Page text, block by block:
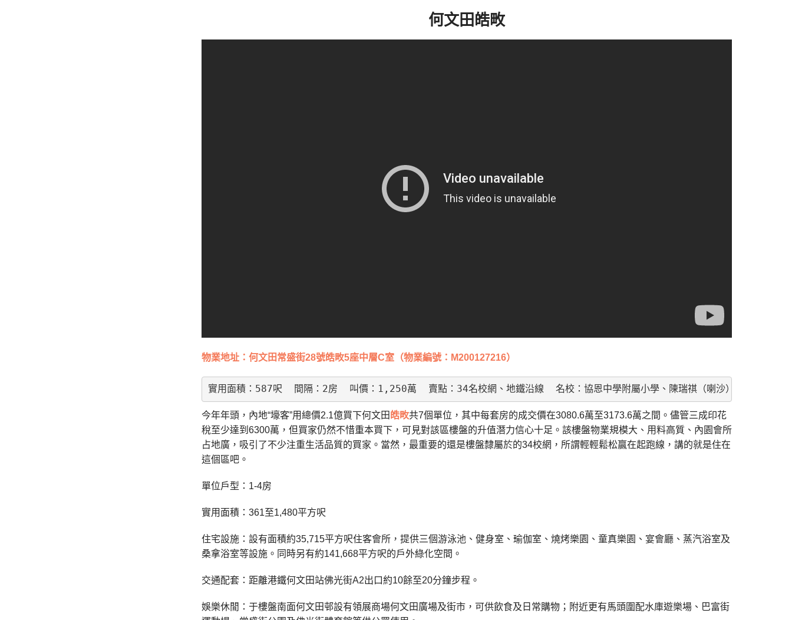
何文田皓畋
物業地址：何文田常盛街28號皓畋5座中層C室（物業編號：M200127216）
實用面積：587呎  間隔：2房  叫價：1,250萬  賣點：34名校網、地鐵沿線  名校：協恩中學附屬小學、陳瑞祺（喇沙）小學、馬頭湧
今年年頭，內地“壕客”用總價2.1億買下何文田皓畋共7個單位，其中每套房的成交價在3080.6萬至3173.6萬之間。儘管三成印花
稅至少達到6300萬，但買家仍然不惜重本買下，可見對該區樓盤的升值潛力信心十足。該樓盤物業規模大、用料高質、內園會所
占地廣，吸引了不少注重生活品質的買家。當然，最重要的還是樓盤隸屬於的34校網，所謂輕輕鬆松贏在起跑線，講的就是住在
這個區吧。
單位戶型：1-4房
實用面積：361至1,480平方呎
住宅設施：設有面積約35,715平方呎住客會所，提供三個游泳池、健身室、瑜伽室、燒烤樂園、童真樂園、宴會廳、蒸汽浴室及
桑拿浴室等設施。同時另有約141,668平方呎的戶外綠化空間。
交通配套：距離港鐵何文田站佛光街A2出口約10餘至20分鐘步程。
娛樂休閒：于樓盤南面何文田邨設有領展商場何文田廣場及街市，可供飲食及日常購物；附近更有馬頭圍配水庫遊樂場、巴富街